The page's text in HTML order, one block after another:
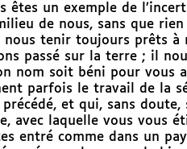
êtes un exemple de
de nous, sans que
tenir toujours prêts à
passé sur la terre ; il
nom soit béni pour vous
parfois le travail de la
et qui, sans
avec laquelle vous vous
entré comme dans un